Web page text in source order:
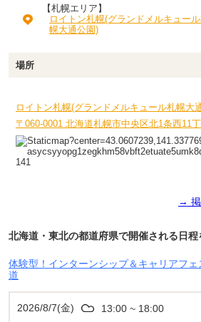
【札幌エリア】
ロイトン札幌(グランドメルキュー
幌大通公園)
場所
ロイトン札幌(グランドメルキュール札幌大
〒060-0001 北海道札幌市中央区北1条西11丁
→ 掲
北海道・東北の都道府県で開催される日程
体験型！インターンシップ＆キャリアフ
道
2026/8/7(金)
13:00 ~ 18:00